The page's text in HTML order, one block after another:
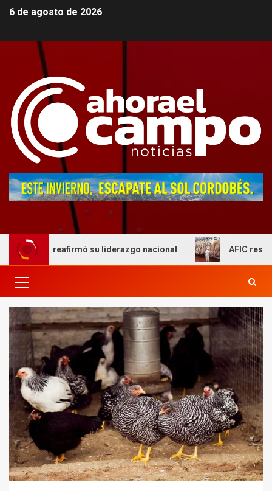
6 de agosto de 2026
y reafirmó su liderazgo nacional AFIC respaldo al